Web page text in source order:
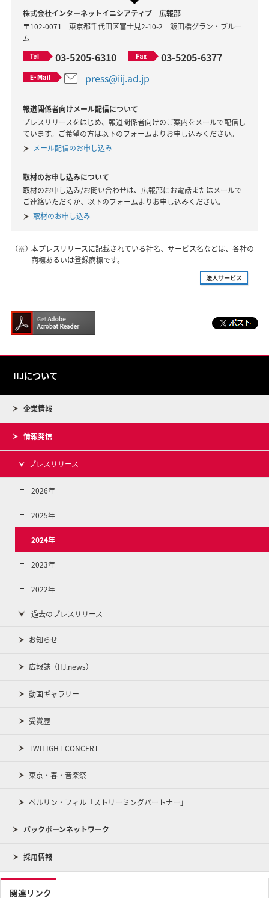
株式会社インターネットイニシアティブ 広報部
〒102-0071 東京都千代田区富士見2-10-2 飯田橋グラン・ブルー
ム
03-5205-6310
03-5205-6377
press@iij.ad.jp
報道関係者向けメール配信について
プレスリリースをはじめ、報道関係者向けのご案内をメールで配信し
ています。ご希望の方は以下のフォームよりお申し込みください。
メール配信のお申し込み
取材のお申し込みについて
取材のお申し込み/お問い合わせは、広報部にお電話またはメールで
ご連絡いただくか、以下のフォームよりお申し込みください。
取材のお申し込み
（※）本プレスリリースに記載されている社名、サービス名などは、各社の
商標あるいは登録商標です。
法人サービス
IIJについて
企業情報
情報発信
プレスリリース
2026年
2025年
2024年
2023年
2022年
過去のプレスリリース
お知らせ
広報誌（IIJ.news）
動画ギャラリー
受賞歴
TWILIGHT CONCERT
東京・春・音楽祭
ベルリン・フィル「ストリーミングパートナー」
バックボーンネットワーク
採用情報
関連リンク